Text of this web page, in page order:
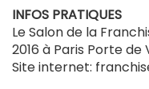
INFOS PRATIQUES
Le Salon de la
2016 à Paris Porte de
Site internet: